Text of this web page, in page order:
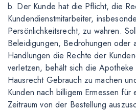
b. Der Kunde hat die Pflicht, die
Kundendienstmitarbeiter,
Persönlichkeitsrecht, zu wahren.
Beleidigungen, Bedrohungen oder
Handlungen die Rechte der
verletzen, behält sich die Apotheke
Hausrecht Gebrauch zu machen
Kunden nach billigem Ermessen für
Zeitraum von der Bestellung